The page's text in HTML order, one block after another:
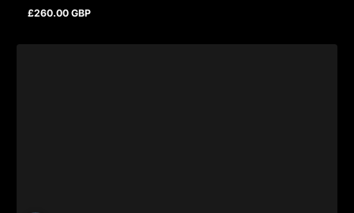
Regulärer Preis
£260.00 GBP